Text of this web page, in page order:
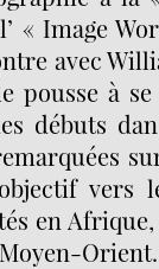
« Image
avec
pousse à
débuts
vers
en